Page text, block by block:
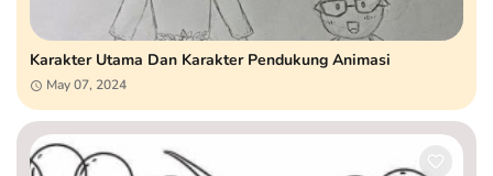
Karakter Utama Dan Karakter Pendukung Animasi
May 07, 2024